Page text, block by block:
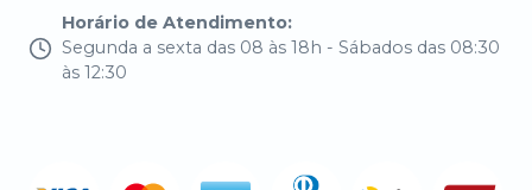
Horário de Atendimento:
Segunda a sexta das 08 às 18h - Sábados das 08:30
às 12:30